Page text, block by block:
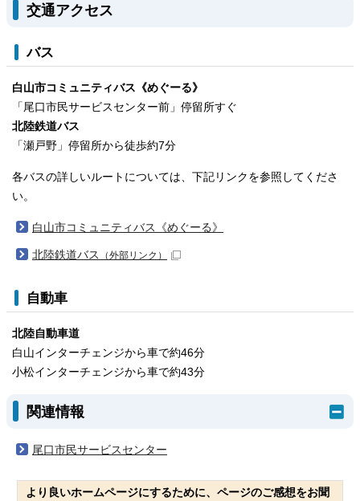
交通アクセス
バス
白山市コミュニティバス《めぐーる》
「尾口市民サービスセンター前」停留所すぐ
北陸鉄道バス
「瀬戸野」停留所から徒歩約7分
各バスの詳しいルートについては、下記リンクを参照してくださ
い。
白山市コミュニティバス《めぐーる》
北陸鉄道バス （外部リンク）
自動車
北陸自動車道
白山インターチェンジから車で約46分
小松インターチェンジから車で約43分
関連情報
尾口市民サービスセンター
より良いホームページにするために、ページのご感想をお聞